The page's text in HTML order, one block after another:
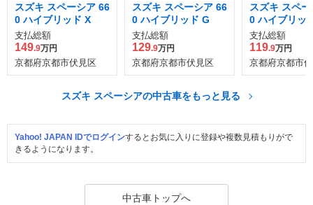
スズキ スペーシア 66
0 ハイブリッド X
支払総額
149.9万円
京都府京都市伏見区
スズキ スペーシア 66
0 ハイブリッド G
支払総額
129.9万円
京都府京都市伏見区
スズキ スペ
0 ハイブリッ
支払総額
119.9万円
京都府京都市
スズキ スペーシアの中古車をもっと見る
Yahoo! JAPAN IDでログインするとお気に入りに登録や複数見積もりがで
きるようになります。
中古車トップへ